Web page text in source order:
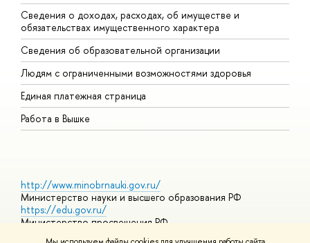
Сведения о доходах, расходах, об имуществе и
обязательствах имущественного характера
Сведения об образовательной организации
Людям с ограниченными возможностями здоровья
Единая платежная страница
Работа в Вышке
http://www.minobrnauki.gov.ru/
Министерство науки и высшего образования РФ
https://edu.gov.ru/
Министерство просвещения РФ
https://elearning.hse.ru/mooc